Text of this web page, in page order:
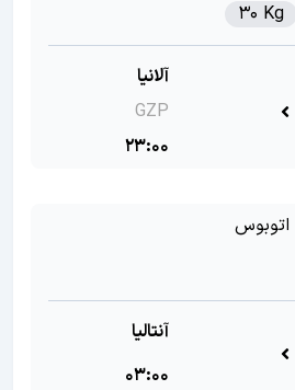
30 Kg
آلانیا
GZP
23:00
اتوبوس
آنتالیا
03:00